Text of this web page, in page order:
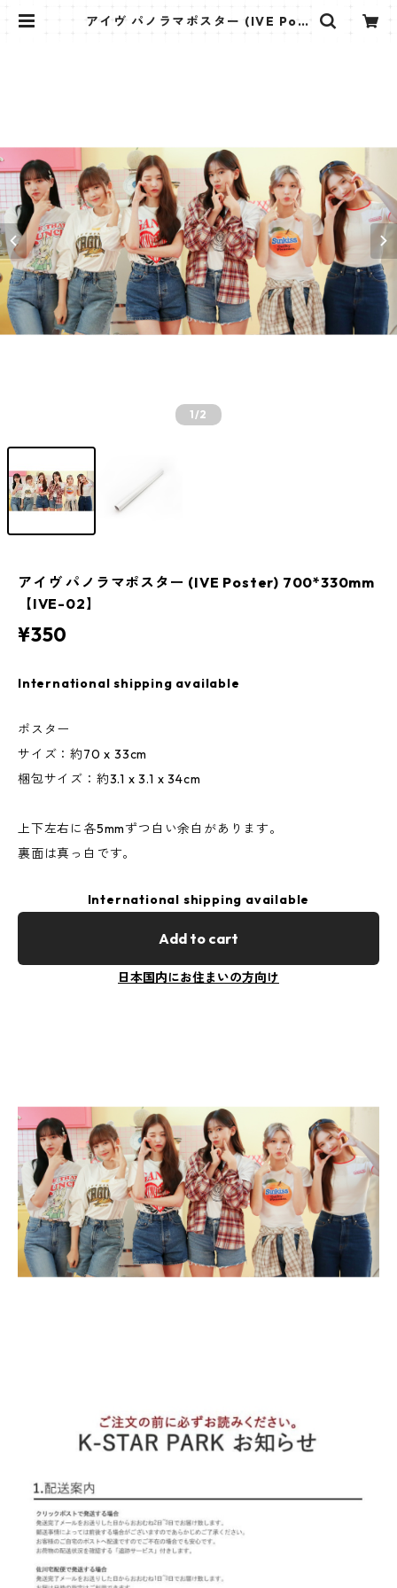
アイヴ パノラマポスター (IVE Post
1/2
アイヴ パノラマポスター (IVE Poster) 700*330mm
【IVE-02】
¥350
International shipping available
ポスター
サイズ：約70 x 33cm
梱包サイズ：約3.1 x 3.1 x 34cm
上下左右に各5mmずつ白い余白があります。
裏面は真っ白です。
International shipping available
Add to cart
日本国内にお住まいの方向け